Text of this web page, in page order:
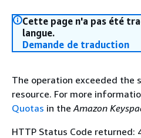
Cette page n'a pas été
langue.
Demande de traduction
The operation exceeded the
resource. For more
Quotas in theAmazon
HTTP Status Code returned: